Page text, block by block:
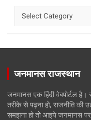
जनमानस राजस्थान
जनमानस एक हिंदी वेबपोर्टल
तरीके से पढ़ना हो, राजनीति
समझना हो तो आइये जनमानस